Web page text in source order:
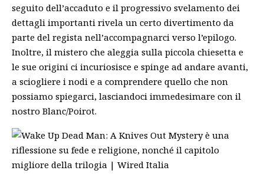
seguito dell’accaduto e il progressivo svelamento dei
dettagli importanti rivela un certo divertimento da
parte del regista nell’accompagnarci verso l’epilogo.
Inoltre, il mistero che aleggia sulla piccola chiesetta e
le sue origini ci incuriosisce e spinge ad andare avanti,
a sciogliere i nodi e a comprendere quello che non
possiamo spiegarci, lasciandoci immedesimare con il
nostro Blanc/Poirot.